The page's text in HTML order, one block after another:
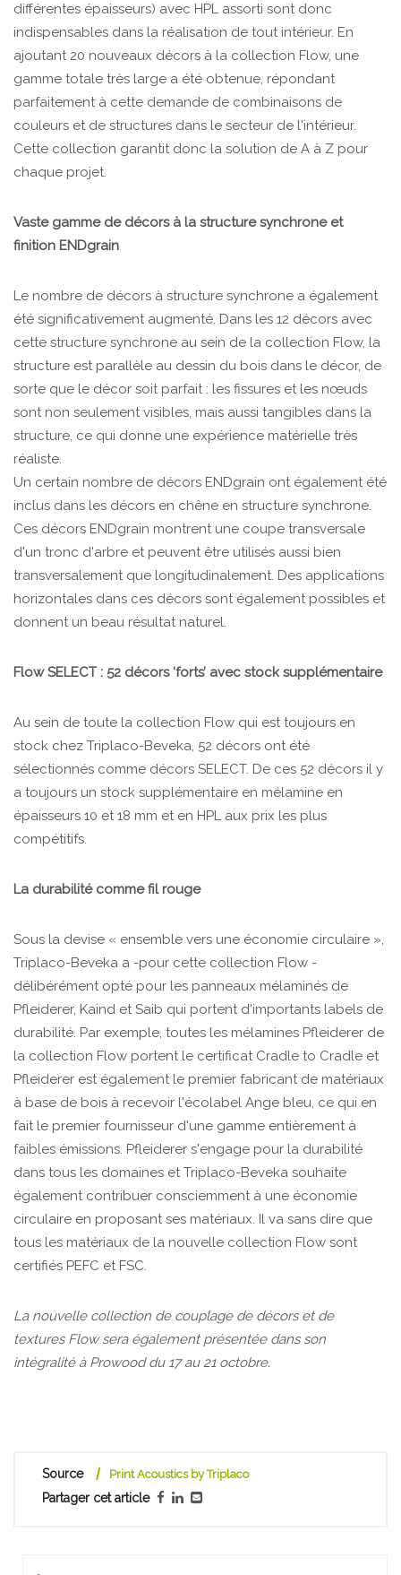
différentes épaisseurs) avec HPL assorti sont donc
indispensables dans la réalisation de tout intérieur. En
ajoutant 20 nouveaux décors à la collection Flow, une
gamme totale très large a été obtenue, répondant
parfaitement à cette demande de combinaisons de
couleurs et de structures dans le secteur de l'intérieur.
Cette collection garantit donc la solution de A à Z pour
chaque projet.
Vaste gamme de décors à la structure synchrone et
finition ENDgrain
Le nombre de décors à structure synchrone a également
été significativement augmenté. Dans les 12 décors avec
cette structure synchrone au sein de la collection Flow, la
structure est parallèle au dessin du bois dans le décor, de
sorte que le décor soit parfait : les fissures et les nœuds
sont non seulement visibles, mais aussi tangibles dans la
structure, ce qui donne une expérience matérielle très
réaliste.
Un certain nombre de décors ENDgrain ont également été
inclus dans les décors en chêne en structure synchrone.
Ces décors ENDgrain montrent une coupe transversale
d'un tronc d'arbre et peuvent être utilisés aussi bien
transversalement que longitudinalement. Des applications
horizontales dans ces décors sont également possibles et
donnent un beau résultat naturel.
FlowSELECT: 52 décors ‘forts’ avec stock supplémentaire
Au sein de toute la collection Flow qui est toujours en
stock chez Triplaco-Beveka, 52 décors ont été
sélectionnés comme décors SELECT. De ces 52 décors il y
a toujours un stock supplémentaire en mélamine en
épaisseurs 10 et 18 mm et en HPL aux prix les plus
compétitifs.
La durabilité comme fil rouge
Sous la devise « ensemble vers une économie circulaire »,
Triplaco-Beveka a -pour cette collection Flow -
délibérément opté pour les panneaux mélaminés de
Pfleiderer, Kaind et Saib qui portent d'importants labels de
durabilité. Par exemple, toutes les mélamines Pfleiderer de
la collection Flow portent le certificat Cradle to Cradle et
Pfleiderer est également le premier fabricant de matériaux
à base de bois à recevoir l'écolabel Ange bleu, ce qui en
fait le premier fournisseur d'une gamme entièrement à
faibles émissions. Pfleiderer s'engage pour la durabilité
dans tous les domaines et Triplaco-Beveka souhaite
également contribuer consciemment à une économie
circulaire en proposant ses matériaux. Il va sans dire que
tous les matériaux de la nouvelle collection Flow sont
certifiés PEFC et FSC.
La nouvelle collection de couplage de décors et de
textures Flow sera également présentée dans son
intégralité à Prowood du 17 au 21 octobre.
Source Print Acoustics by Triplaco
Partager cet article